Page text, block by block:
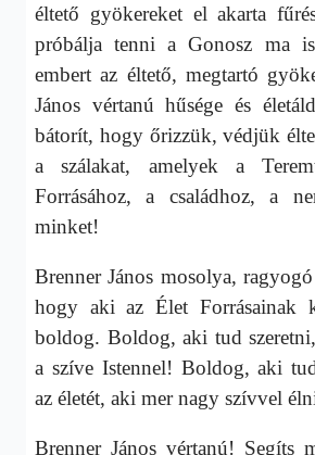
éltető gyökereket el akarta
próbálja tenni a Gonosz ma
embert az éltető, megtartó
János vértanú hűsége és
bátorít, hogy őrizzük, védjük
a szálakat, amelyek a
Forrásához, a családhoz, a
minket!
Brenner János mosolya,
hogy aki az Élet Forrásainak
boldog. Boldog, aki tud
a szíve Istennel! Boldog, aki
az életét, aki mer nagy szívvel
Brenner János vértanú! Segíts